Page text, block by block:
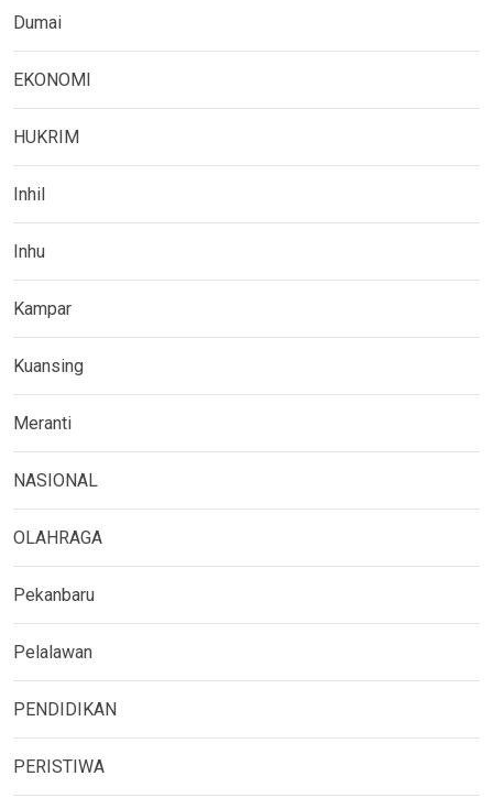
Dumai
EKONOMI
HUKRIM
Inhil
Inhu
Kampar
Kuansing
Meranti
NASIONAL
OLAHRAGA
Pekanbaru
Pelalawan
PENDIDIKAN
PERISTIWA